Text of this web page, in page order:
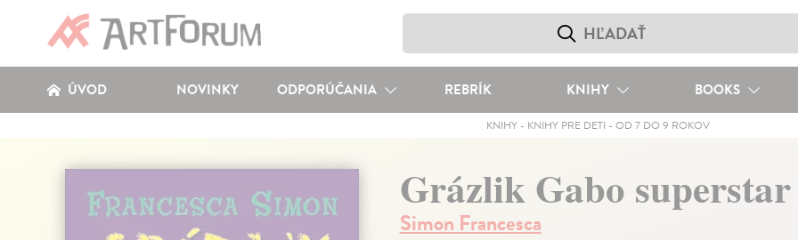
ÚVOD NOVINKY ODPORÚČANIA REBRÍK KNIHY BOOKS
KNIHY - KNIHY PRE DETI -OD 7 DO 9 ROKOV
Grázlik Gabo superstar
Simon Francesca